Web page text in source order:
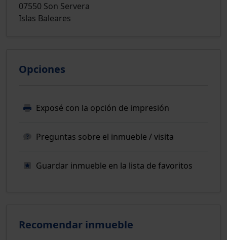
07550 Son Servera
Islas Baleares
Opciones
Exposé con la opción de impresión
Preguntas sobre el inmueble / visita
Guardar inmueble en la lista de favoritos
Recomendar inmueble